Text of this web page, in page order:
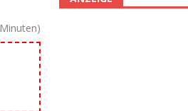
Minuten)